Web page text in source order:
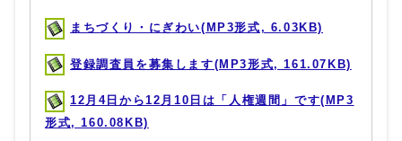
まちづくり・にぎわい(MP3形式, 6.03KB)
登録調査員を募集します(MP3形式, 161.07KB)
12月4日から12月10日は「人権週間」です(MP3
形式, 160.08KB)